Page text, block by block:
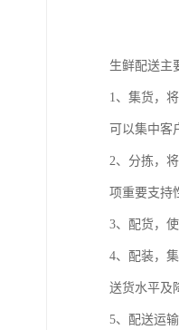
生鲜配送主
1、集货，
可以集中客
2、分拣，
项重要支持
3、配货，
4、配装，
送货水平及
5、配送运